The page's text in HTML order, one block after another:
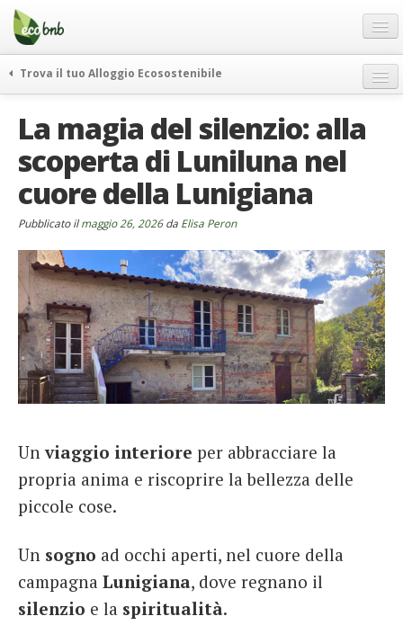
Menu
Salta
contenuto
Offerte Speciali
Regali
FAQ
Chi Siamo
Partner
Contatti
Italiano
German
English
Spanish
Italiano
Trova il tuo Alloggio Ecosostenibile
itinerari
curiosità
vivere e viaggiare verde
rassegna stampa
La magia del silenzio: alla
scoperta di Luniluna nel
cuore della Lunigiana
Pubblicato ilmaggio 26, 2026da Elisa Peron
Unviaggio interiore per abbracciare la
propria anima e riscoprire la bellezza delle
piccole cose.
Un sogno ad occhi aperti, nel cuore della
campagna Lunigiana, dove regnano il
silenzio e la spiritualità.